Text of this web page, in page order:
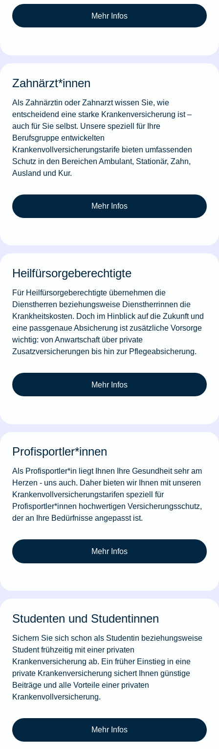
Mehr Infos
Zahnärzt*innen
Als Zahnärztin oder Zahnarzt wissen Sie, wie
entscheidend eine starke Krankenversicherung ist –
auch für Sie selbst. Unsere speziell für Ihre
Berufsgruppe entwickelten
Krankenvollversicherungstarife bieten umfassenden
Schutz in den Bereichen Ambulant, Stationär, Zahn,
Ausland und Kur.
Mehr Infos
Heilfürsorgeberechtigte
Für Heilfürsorgeberechtigte übernehmen die
Dienstherren beziehungsweise Dienstherrinnen die
Krankheitskosten. Doch im Hinblick auf die Zukunft und
eine passgenaue Absicherung ist zusätzliche Vorsorge
wichtig: von Anwartschaft über private
Zusatzversicherungen bis hin zur Pflegeabsicherung.
Mehr Infos
Profisportler*innen
Als Profisportler*in liegt Ihnen Ihre Gesundheit sehr am
Herzen - uns auch. Daher bieten wir Ihnen mit unseren
Krankenvollversicherungstarifen speziell für
Profisportler*innen hochwertigen Versicherungsschutz,
der an Ihre Bedürfnisse angepasst ist.
Mehr Infos
Studenten und Studentinnen
Sichern Sie sich schon als Studentin beziehungsweise
Student frühzeitig mit einer privaten
Krankenversicherung ab. Ein früher Einstieg in eine
private Krankenversicherung sichert Ihnen günstige
Beiträge und alle Vorteile einer privaten
Krankenvollversicherung.
Mehr Infos